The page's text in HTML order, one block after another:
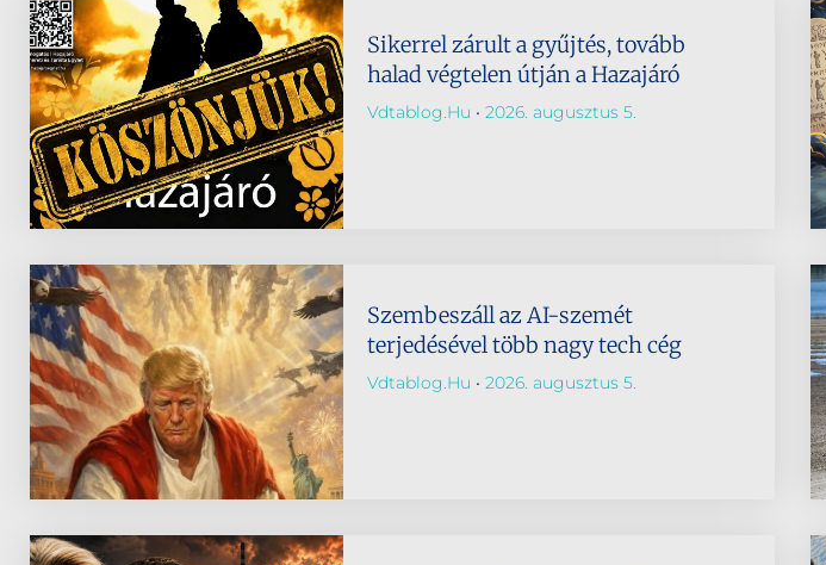
Sikerrel zárult a gyűjtés, tovább
halad végtelen útján a Hazajáró
Vdtablog.hu 2026. augusztus 5.
Szembeszáll az AI-szemét
terjedésével több nagy tech cég
Vdtablog.hu 2026. augusztus 5.